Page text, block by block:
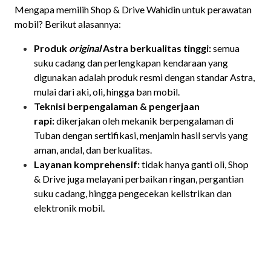
Mengapa memilih Shop & Drive Wahidin untuk perawatan
mobil? Berikut alasannya:
Produk originalAstra berkualitas tinggi:semua
suku cadang dan perlengkapan kendaraan yang
digunakan adalah produk resmi dengan standar Astra,
mulai dari aki, oli, hingga ban mobil.
Teknisi berpengalaman & pengerjaan
rapi:dikerjakan olehmekanik berpengalaman di
Tuban dengan sertifikasi, menjamin hasil servis yang
aman, andal, dan berkualitas.
Layanan komprehensif:tidak hanya ganti oli, Shop
& Drive juga melayani perbaikan ringan, pergantian
suku cadang, hingga pengecekan kelistrikan dan
elektronik mobil.